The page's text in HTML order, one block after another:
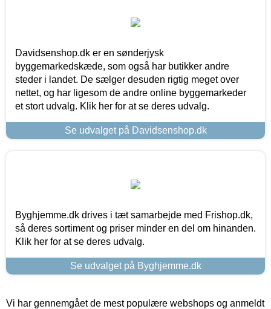
Davidsenshop.dk er en sønderjysk
byggemarkedskæde, som også har butikker andre
steder i landet. De sælger desuden rigtig meget over
nettet, og har ligesom de andre online byggemarkeder
et stort udvalg. Klik her for at se deres udvalg.
Se udvalget på Davidsenshop.dk
Byghjemme.dk drives i tæt samarbejde med Frishop.dk,
så deres sortiment og priser minder en del om hinanden.
Klik her for at se deres udvalg.
Se udvalget på Byghjemme.dk
Vi har gennemgået de mest populære webshops og anmeldt